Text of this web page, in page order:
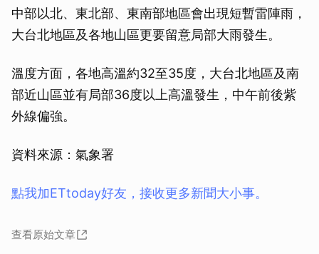
中部以北、東北部、東南部地區會出現短暫雷陣雨，
大台北地區及各地山區更要留意局部大雨發生。
溫度方面，各地高溫約32至35度，大台北地區及南
部近山區並有局部36度以上高溫發生，中午前後紫
外線偏強。
資料來源：氣象署
點我加ETtoday好友，接收更多新聞大小事。
查看原始文章